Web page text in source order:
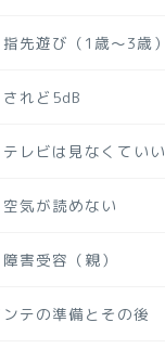
指先遊び（1歳～3歳）
されど5dB
テレビは見なくていい
空気が読めない
害受容（親）
ンテの準備とその後